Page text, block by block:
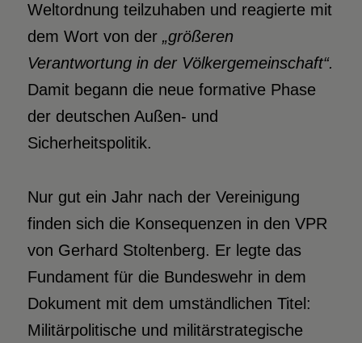
Weltordnung teilzuhaben und reagierte mit
dem Wort von der „größeren
Verantwortung in der Völkergemeinschaft“.
Damit begann die neue formative Phase
der deutschen Außen- und
Sicherheitspolitik.
Nur gut ein Jahr nach der Vereinigung
finden sich die Konsequenzen in den VPR
von Gerhard Stoltenberg. Er legte das
Fundament für die Bundeswehr in dem
Dokument mit dem umständlichen Titel:
Militärpolitische und militärstrategische